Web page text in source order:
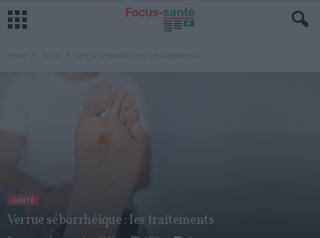
SANTÉ
Verrue séborrhéique : les traitements